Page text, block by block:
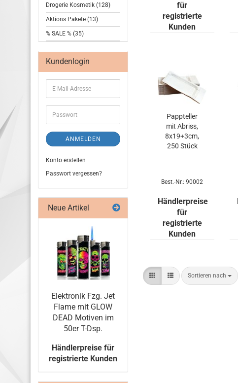
für
registrierte
Kunden
Papp­tel­ler
mit Ab­riss,
8x19+3cm,
250 Stück
Best.-Nr.: 90002
Händlerpreise
für
registrierte
Kunden
Sortieren nach
Drogerie Kosmetik (128)
Aktions Pakete (13)
% SALE % (35)
Kundenlogin
ANMELDEN
Konto erstellen
Passwort vergessen?
Neue Artikel
Elek­tro­nik Fzg. Jet
Flame mit GLOW
DEAD Mo­ti­ven im
50er T-Dsp.
Händlerpreise für
registrierte Kunden